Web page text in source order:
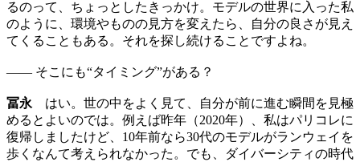
るのって、ちょっとしたきっかけ。モデルの世界に入った私
のように、環境やものの見方を変えたら、自分の良さが見え
てくることもある。それを探し続けることですよね。
—— そこにも“タイミング”がある？
冨永はい。世の中をよく見て、自分が前に進む瞬間を見極
めるとよいのでは。例えば昨年（2020年）、私はパリコレに
復帰しましたけど、10年前なら30代のモデルがランウェイを
歩くなんて考えられなかった。でも、ダイバーシティの時代